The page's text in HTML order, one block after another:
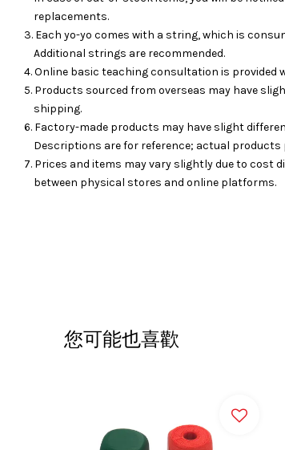
replacements.
3. Each yo-yo comes with a string, which is
Additional strings are recommended.
4. Online basic teaching consultation is provided
5. Products sourced from overseas may have
shipping.
6. Factory-made products may have slight
Descriptions are for reference; actual products
7. Prices and items may vary slightly due to cost
between physical stores and online platforms.
您可能也喜歡